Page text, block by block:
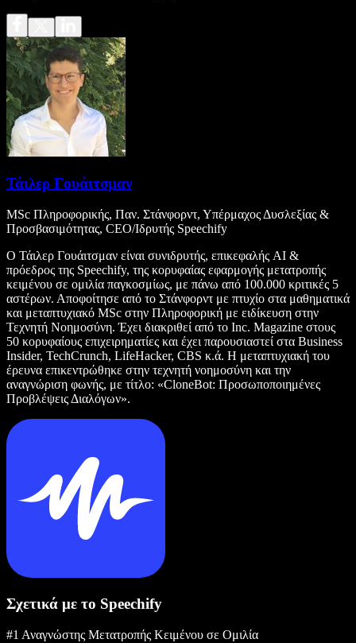
Τάιλερ Γουάιτσμαν
MSc Πληροφορικής, Παν. Στάνφορντ, Υπέρμαχος Δυσλεξίας &
Προσβασιμότητας, CEO/Ιδρυτής Speechify
Ο Τάιλερ Γουάιτσμαν είναι συνιδρυτής, επικεφαλής AI &
πρόεδρος της Speechify, της κορυφαίας εφαρμογής μετατροπής
κειμένου σε ομιλία παγκοσμίως, με πάνω από 100.000 κριτικές 5
αστέρων. Αποφοίτησε από το Στάνφορντ με πτυχίο στα μαθηματικά
και μεταπτυχιακό MSc στην Πληροφορική με ειδίκευση στην
Τεχνητή Νοημοσύνη. Έχει διακριθεί από το Inc. Magazine στους
50 κορυφαίους επιχειρηματίες και έχει παρουσιαστεί στα Business
Insider, TechCrunch, LifeHacker, CBS κ.ά. Η μεταπτυχιακή του
έρευνα επικεντρώθηκε στην τεχνητή νοημοσύνη και την
αναγνώριση φωνής, με τίτλο: «CloneBot: Προσωποποιημένες
Προβλέψεις Διαλόγων».
Σχετικά με το Speechify
#1 Αναγνώστης Μετατροπής Κειμένου σε Ομιλία